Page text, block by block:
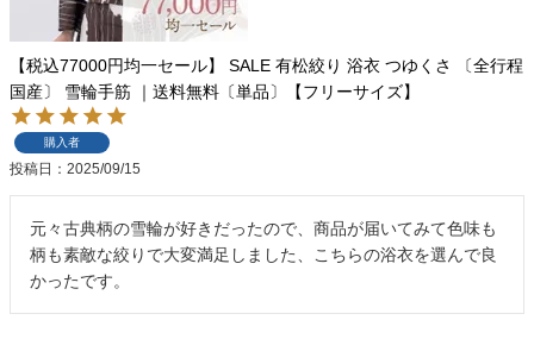
【税込77000円均一セール】 SALE 有松絞り 浴衣 つゆくさ 〔全行程
国産〕 雪輪手筋 ｜送料無料〔単品〕【フリーサイズ】
購入者
投稿日 2025/09/15
元々古典柄の雪輪が好きだったので、商品が届いてみて色味も
柄も素敵な絞りで大変満足しました、こちらの浴衣を選んで良
かったです。